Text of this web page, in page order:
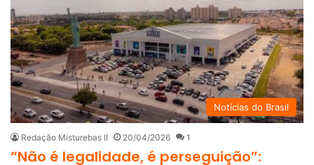
Notícias do Brasil
Redação Misturebas II 20/04/2026 1
“Não é legalidade, é perseguição”: